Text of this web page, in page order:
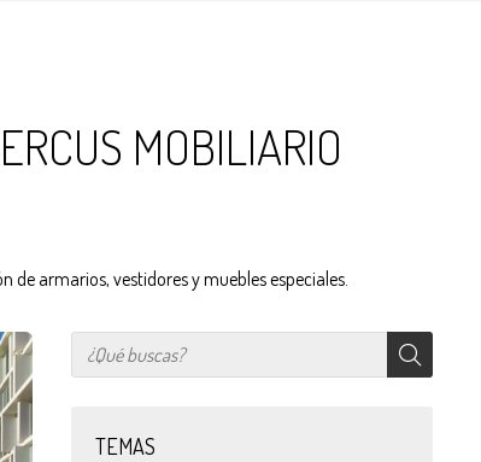
MOBILIARIO
armarios, vestidores y muebles especiales.
TEMAS